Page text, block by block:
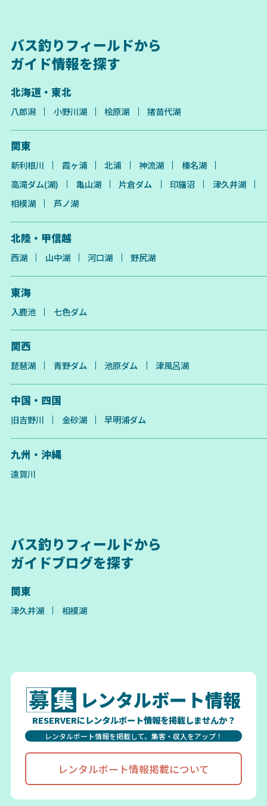
バス釣りフィールドから
ガイド情報を探す
北海道・東北
八郎潟 小野川湖 桧原湖 猪苗代湖
関東
新利根川 霞ヶ浦 北浦 神流湖
榛名湖
高滝ダム(湖)
亀山湖 片倉ダム 印旛沼
津久井湖
相模湖
芦ノ湖
北陸・甲信越
西湖 山中湖 河口湖 野尻湖
東海
入鹿池 七色ダム
関西
琵琶湖 青野ダム 池原ダム 津風呂湖
中国・四国
旧吉野川 金砂湖 早明浦ダム
九州・沖縄
遠賀川
バス釣りフィールドから
ガイドブログを探す
関東
津久井湖 相模湖
レンタルボート情報
RESERVERにレンタルボート情報を掲載しませんか？
レンタルボート情報を掲載して、集客・収入をアップ！
レンタルボート情報掲載について